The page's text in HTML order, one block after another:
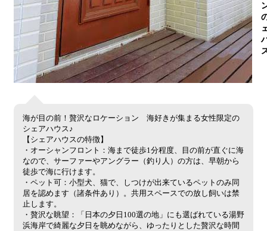
海が目の前！贅沢なロケーション 海好きが集まる女性限定の
シェアハウス♪
【シェアハウスの特徴】
・オーシャンフロント：海まで徒歩1分程度、目の前が直ぐに海
なので、サーファーやアングラー（釣り人）の方は、早朝から
徒歩で海に行けます。
・ペット可：小型犬、猫で、しつけが出来ているペットのみ同
居を認めます（諸条件あり）。共用スペースでの放し飼いは禁
止します。
・贅沢な眺望：「日本の夕日100選の地」にも選ばれている湯野
浜海岸で綺麗な夕日を眺めながら、ゆったりとした贅沢な時間